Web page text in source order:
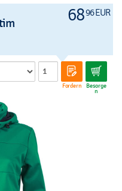
- v, siebdruck
siebdruck - helles t-shirt -
6896 EUR
Fordern Besorge
n